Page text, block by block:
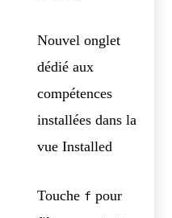
Nouvel onglet
dédié aux
compétences
installées dans la
vue Installed
Touche f pour